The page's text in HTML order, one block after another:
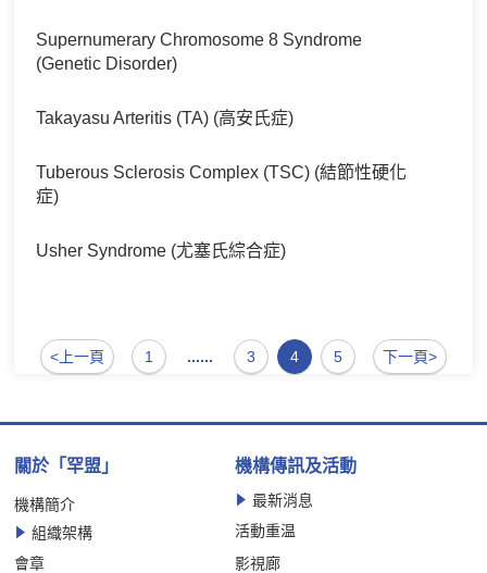
Supernumerary Chromosome 8 Syndrome
(Genetic Disorder)
Takayasu Arteritis (TA) (高安氏症)
Tuberous Sclerosis Complex (TSC) (結節性硬化
症)
Usher Syndrome (尤塞氏綜合症)
<上一頁 1 ...... 3 4 5 下一頁>
關於「罕盟」
機構簡介
組織架構
會章
機構傳訊及活動
最新消息
活動重温
影視廊